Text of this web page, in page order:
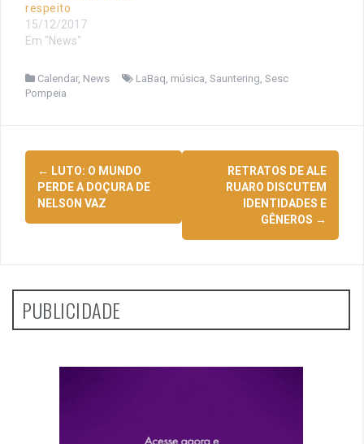
respeito
15/12/2017
Em "News"
Calendar, News LaBaq, música, Sauntering, Sesc
Pompeia
Navegação
de
posts
← LUTO: O MUNDO
PERDE A DOÇURA DE
NELSON VAZ
RETRATOS DE ALE
RUARO DISCUTEM
IDENTIDADES E
GÊNEROS →
PUBLICIDADE